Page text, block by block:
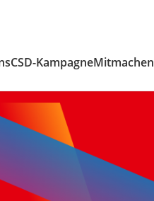
CSD-KampagneMitmachen